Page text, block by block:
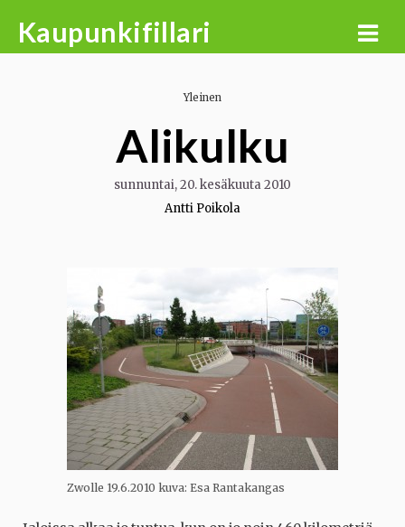
Kaupunkifillari
Yleinen
Alikulku
sunnuntai, 20. kesäkuuta 2010
Antti Poikola
Zwolle 19.6.2010 kuva: Esa Rantakangas